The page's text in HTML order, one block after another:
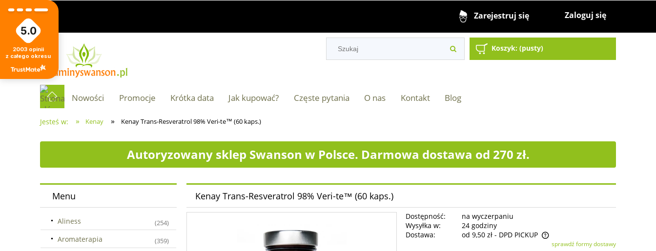
Zarejestruj się Zaloguj się
Koszyk: (pusty)
Nowości Promocje Krótka data Jak kupować? Częste pytania O nas Kontakt Blog
Jesteś w: » Kenay » Kenay Trans-Resveratrol 98% Veri-te™ (60 kaps.)
Autoryzowany sklep Swanson w Polsce. Darmowa dostawa od 270 zł.
Menu
Aliness (254)
Aromaterapia (359)
Kenay Trans-Resveratrol 98% Veri-te™ (60 kaps.)
Dostępność:
na wyczerpaniu
Wysyłka w:
24 godziny
Dostawa:
od 9,50 zł - DPD PICKUP
sprawdź formy dostawy
5.0
2003 opinii
z całego okresu